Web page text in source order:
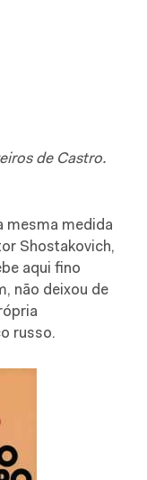
de Castro.
mesma medida
Shostakovich,
aqui fino
não deixou de
russo.